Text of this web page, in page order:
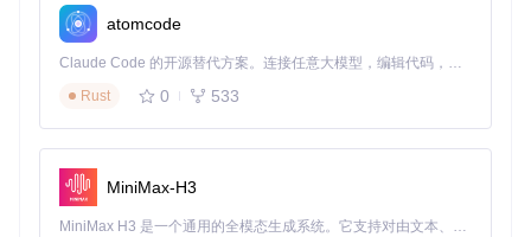
技术原理
的画质调节面板。它通过预设的画质配置方案和实时预览功
能，让玩家能够根据自己的硬件性能快速调整各项参数，如帧
率、垂直同步、抗锯齿、阴影质量等。同时，支持为不同账号
保存独立的画质配置，满足多账号玩家的个性化需求。
率（如120FPS）、垂直同步（开启/关闭）、抗锯齿（开启/
关闭）等参数。 🔧 3. 进入高级选项，调节阴影质量（极高/高/
中/低）、特效等级（高/中/低）、体积雾（开启/关闭）等细节
atomcode
Claude Code 的开源替代方案。连接任意大模型，编辑代码，运行命令，自动验证 — 全自动执行。用 Rust 构建，极致性能。 ｜ An open-source alternative to Claude Code. Connect any LLM, edit code, run commands, and verify changes — autonomously. Built in Rust for speed. Get Started
Rust
0 533
MiniMax-H3
MiniMax H3 是一个通用的全模态生成系统。它支持对由文本、图像、视频和音频组成的多模态上下文进行统一理解，并能生成分辨率高达 2K、时长可达 15 秒的带原生立体声音频的视频。得益于面向任务泛化的系统设计，H3 在预训练阶段就已具备广泛的多模态上下文理解与生成能力，能够出色地执行复杂的多模态指令。